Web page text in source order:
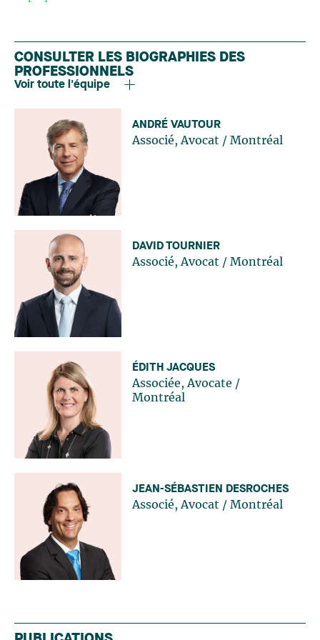
CONSULTER LES BIOGRAPHIES DES
PROFESSIONNELS
Voir toute l'équipe
ANDRÉ VAUTOUR
Associé, Avocat / Montréal
DAVID TOURNIER
Associé, Avocat / Montréal
ÉDITH JACQUES
Associée, Avocate /
Montréal
JEAN-SÉBASTIEN DESROCHES
Associé, Avocat / Montréal